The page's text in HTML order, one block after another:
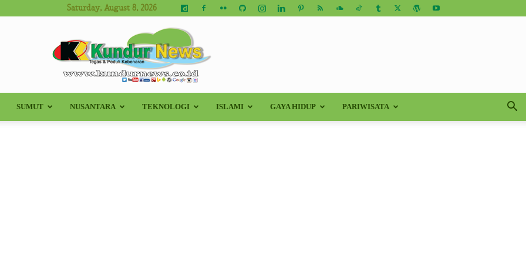
Saturday, August 8, 2026
Kundur
SUMUT NUSANTARA TEKNOLOGI ISLAMI GAYA HIDUP PARIWISATA